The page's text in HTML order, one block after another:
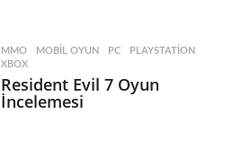
MMO ,MOBIL OYUN ,PC ,PLAYSTATION
XBOX
Resident Evil 7 Oyun
İncelemesi